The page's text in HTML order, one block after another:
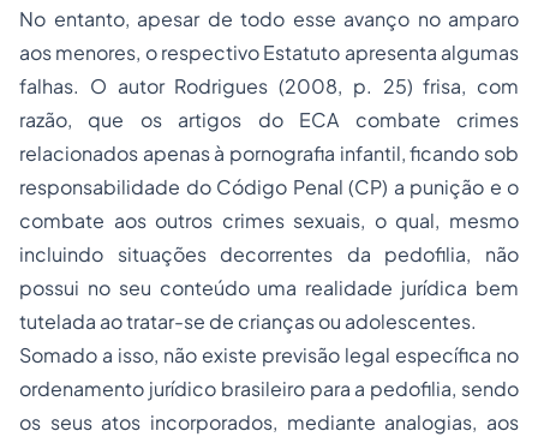
No entanto, apesar de todo esse avanço no amparo
aos menores, o respectivo Estatuto apresenta algumas
falhas. O autor Rodrigues (2008, p. 25) frisa, com
razão, que os artigos do ECA combate crimes
relacionados apenas à pornografia infantil, ficando sob
responsabilidade do Código Penal (CP) a punição e o
combate aos outros crimes sexuais, o qual, mesmo
incluindo situações decorrentes da pedofilia, não
possui no seu conteúdo uma realidade jurídica bem
tutelada ao tratar-se de crianças ou adolescentes.
Somado a isso, não existe previsão legal específica no
ordenamento jurídico brasileiro para a pedofilia, sendo
os seus atos incorporados, mediante analogias, aos